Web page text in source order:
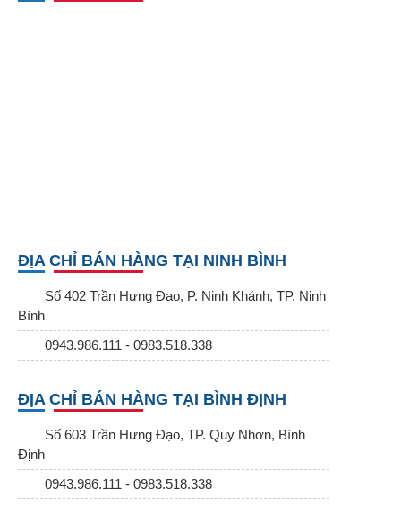
ĐỊA CHỈ BÁN HÀNG TẠI NINH BÌNH
Số 402 Trần Hưng Đạo, P. Ninh Khánh, TP. Ninh
Bình
0943.986.111 - 0983.518.338
ĐỊA CHỈ BÁN HÀNG TẠI BÌNH ĐỊNH
Số 603 Trần Hưng Đạo, TP. Quy Nhơn, Bình
Định
0943.986.111 - 0983.518.338